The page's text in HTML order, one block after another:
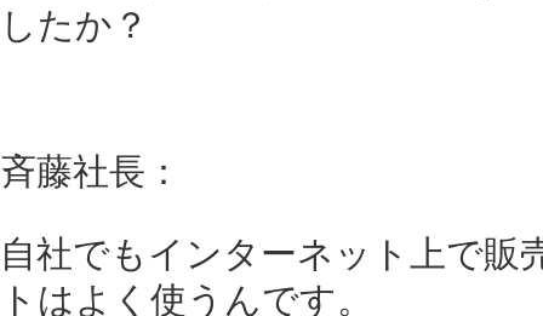
したか？
斉藤社長：
自社でもインターネット上で
トはよく使うんです。